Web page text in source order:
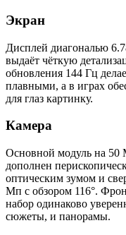
Экран
Дисплей диагональю
выдаёт чёткую
обновления 144 Гц
плавными, а в играх
для глаз картинку.
Камера
Основной модуль на 50
дополнен
оптическим зумом и
Мп с обзором 116°.
набор одинаково
сюжеты, и панорамы.